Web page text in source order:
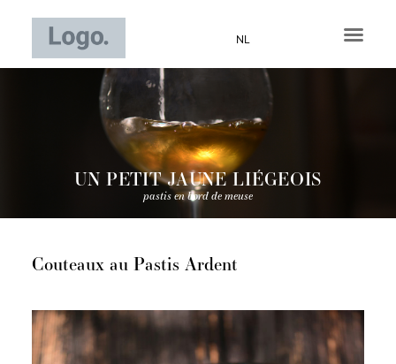
NL
UN PETIT JAUNE LIÉGEOIS
pastis en bord de meuse
Couteaux au Pastis Ardent